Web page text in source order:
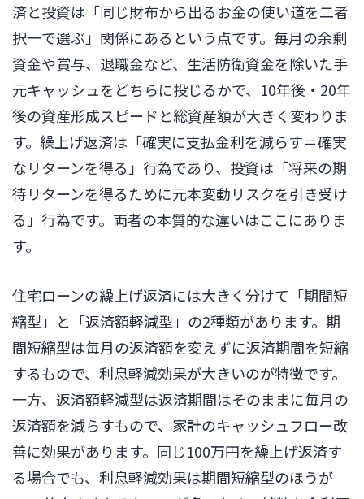
済と投資は「同じ財布から出るお金の使い道を二者
択一で選ぶ」関係にあるという点です。毎月の余剰
資金や賞与、退職金など、生活防衛資金を除いた手
元キャッシュをどちらに投じるかで、10年後・20年
後の資産形成スピードと総資産額が大きく変わりま
す。繰上げ返済は「確実に支払金利を減らす＝確実
なリターンを得る」行為であり、投資は「将来の期
待リターンを得るために元本変動リスクを引き受け
る」行為です。両者の本質的な違いはここにありま
す。
住宅ローンの繰上げ返済には大きく分けて「期間短
縮型」と「返済額軽減型」の2種類があります。期
間短縮型は毎月の返済額を変えずに返済期間を短縮
するもので、利息軽減効果が大きいのが特徴です。
一方、返済額軽減型は返済期間はそのままに毎月の
返済額を減らすもので、家計のキャッシュフロー改
善に効果があります。同じ100万円を繰上げ返済す
る場合でも、利息軽減効果は期間短縮型のほうが